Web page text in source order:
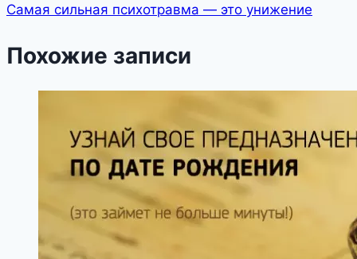
Самая сильная психотравма — это унижение
Похожие записи